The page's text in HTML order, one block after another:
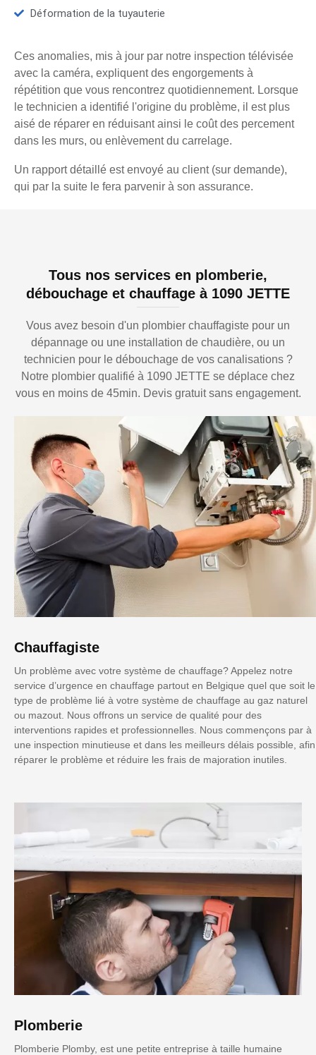
Déformation de la tuyauterie
Ces anomalies, mis à jour par notre inspection télévisée
avec la caméra, expliquent des engorgements à
répétition que vous rencontrez quotidiennement. Lorsque
le technicien a identifié l'origine du problème, il est plus
aisé de réparer en réduisant ainsi le coût des percement
dans les murs, ou enlèvement du carrelage.
Un rapport détaillé est envoyé au client (sur demande),
qui par la suite le fera parvenir à son assurance.
Tous nos services en plomberie,
débouchage et chauffage à 1090 JETTE
Vous avez besoin d'un plombier chauffagiste pour un
dépannage ou une installation de chaudière, ou un
technicien pour le débouchage de vos canalisations ?
Notre plombier qualifié à 1090 JETTE se déplace chez
vous en moins de 45min. Devis gratuit sans engagement.
Chauffagiste
Un problème avec votre système de chauffage? Appelez notre
service d’urgence en chauffage partout en Belgique quel que soit le
type de problème lié à votre système de chauffage au gaz naturel
ou mazout. Nous offrons un service de qualité pour des
interventions rapides et professionnelles. Nous commençons par à
une inspection minutieuse et dans les meilleurs délais possible, afin
réparer le problème et réduire les frais de majoration inutiles.
Plomberie
Plomberie Plomby, est une petite entreprise à taille humaine